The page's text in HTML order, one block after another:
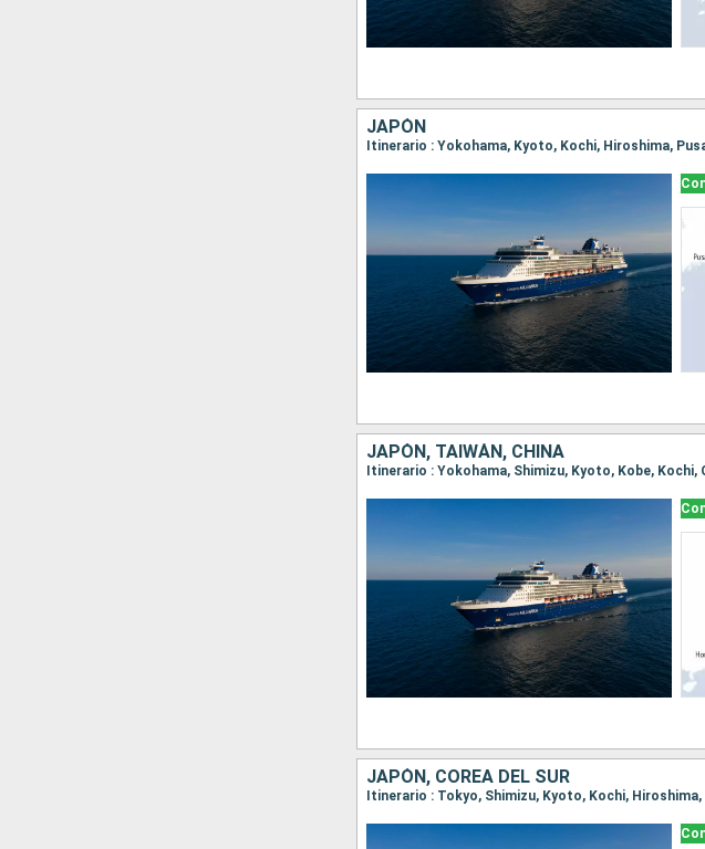
JAPÓN
Itinerario : Yokohama, Kyoto, Kochi, Hiroshima,
JAPÓN, TAIWÁN, CHINA
Itinerario : Yokohama, Shimizu, Kyoto, Kobe, Kochi,
JAPÓN, COREA DEL SUR
Itinerario : Tokyo, Shimizu, Kyoto, Kochi,